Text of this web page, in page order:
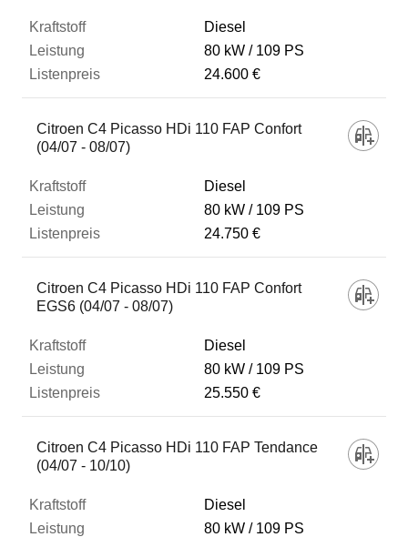
Diesel
80 kW
109 PS
24.600 €
Citroen C4 Picasso HDi 110 FAP Confort
(04/07 - 08/07)
Diesel
80 kW
109 PS
24.750 €
Citroen C4 Picasso HDi 110 FAP Confort
EGS6 (04/07 - 08/07)
Diesel
80 kW
109 PS
25.550 €
Citroen C4 Picasso HDi 110 FAP Tendance
(04/07 - 10/10)
Diesel
80 kW
109 PS